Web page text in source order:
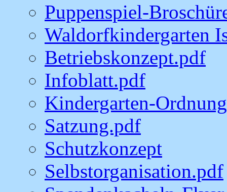
Puppenspiel-
Waldorfkindergarten
Betriebskonzept.pdf
Infoblatt.pdf
Kindergarten-
Satzung.pdf
Schutzkonzept
Selbstorganisation.pdf